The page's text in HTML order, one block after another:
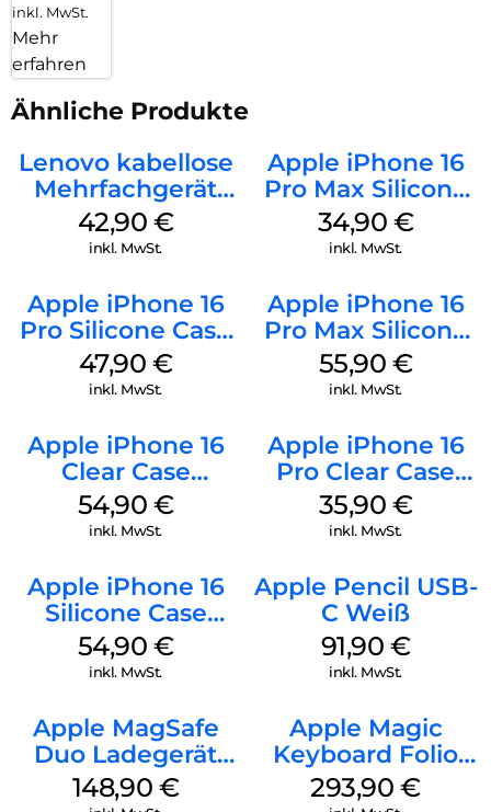
inkl. MwSt.
Mehr
erfahren
Ähnliche Produkte
Lenovo kabellose
Mehrfachgerät
Luna Grey
42,90 €
inkl. MwSt.
Apple iPhone 16
Pro Max Silicone
Case MagSafe
Denim
34,90 €
inkl. MwSt.
Apple iPhone 16
Pro Silicone Case
MagSafe Denim
47,90 €
inkl. MwSt.
Apple iPhone 16
Pro Max Silicone
Case MagSafe
Stone Gray
55,90 €
inkl. MwSt.
Apple iPhone 16
Clear Case
MagSafe
Transparent
54,90 €
inkl. MwSt.
Apple iPhone 16
Pro Clear Case
MagSafe
Transparent
35,90 €
inkl. MwSt.
Apple iPhone 16
Silicone Case
MagSafe Lake
Green
54,90 €
inkl. MwSt.
Apple Pencil USB-
C Weiß
91,90 €
inkl. MwSt.
Apple MagSafe
Duo Ladegerät
Weiß
148,90 €
Apple Magic
Keyboard Folio
iPad 10.9″ (10.Gen.)
293,90€